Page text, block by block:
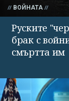
ВОЙНАТА
Руските
брак с
смъртта им